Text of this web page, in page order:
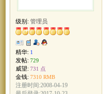
级别: 管理员
精华: 1
发帖: 729
威望: 731 点
金钱: 7310 RMB
注册时间:2008-04-19